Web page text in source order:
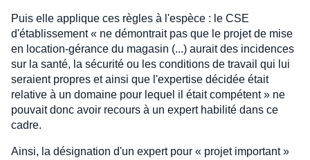
Puis elle applique ces règles à l'espèce : le CSE
d'établissement « ne démontrait pas que le projet de mise
en location-gérance du magasin (...) aurait des incidences
sur la santé, la sécurité ou les conditions de travail qui lui
seraient propres et ainsi que l'expertise décidée était
relative à un domaine pour lequel il était compétent » ne
pouvait donc avoir recours à un expert habilité dans ce
cadre.
Ainsi, la désignation d'un expert pour « projet important »